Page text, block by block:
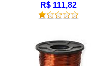
R$ 111,82